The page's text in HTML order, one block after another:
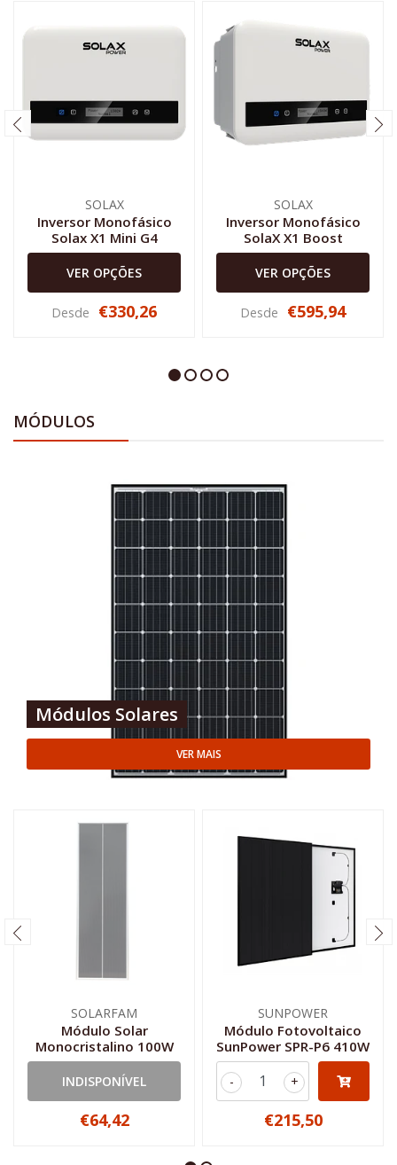
SOLAX
Inversor Monofásico
Solax X1 Mini G4
VER OPÇÕES
Desde €330,26
SOLAX
Inversor Monofásico
SolaX X1 Boost
VER OPÇÕES
Desde €595,94
MÓDULOS
Módulos Solares
VER MAIS
SOLARFAM
Módulo Solar
Monocristalino 100W
INDISPONÍVEL
€64,42
SUNPOWER
Módulo Fotovoltaico
SunPower SPR-P6 410W
+
-
€215,50